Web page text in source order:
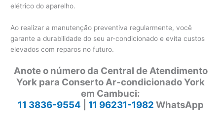
elétrico do aparelho.
Ao realizar a manutenção preventiva regularmente, você
garante a durabilidade do seu ar-condicionado e evita custos
elevados com reparos no futuro.
Anote o número da Central de Atendimento
York para Conserto Ar-condicionado York
em Cambuci:
11 3836-9554
11 96231-1982 WhatsApp